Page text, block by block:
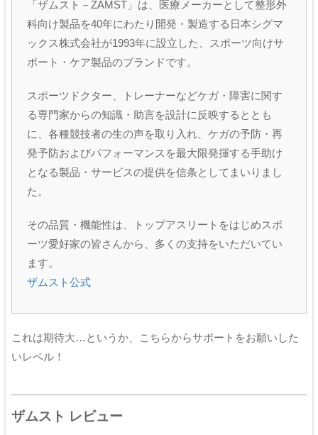
「ザムスト－ZAMST」は、医療メーカーとして整形外
科向け製品を40年にわたり開発・製造する日本シグマ
ックス株式会社が1993年に設立した、スポーツ向けサ
ポート・ケア製品のブランドです。
スポーツドクター、トレーナーなどケガ・障害に関す
る専門家からの知識・助言を設計に反映するととも
に、各種競技者の生の声を取り入れ、ケガの予防・再
発予防およびパフォーマンスを最大限発揮する手助け
となる製品・サービスの提供を信条としてまいりまし
た。
その品質・機能性は、トップアスリートをはじめスポ
ーツ愛好家の皆さんから、多くの支持をいただいてい
ます。
ザムスト公式
これは期待大…というか、こちらからサポートをお願いした
いレベル！
ザムスト レビュー